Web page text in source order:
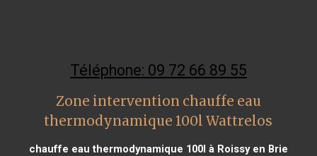
Téléphone: 09 72 66 89 55
Zone intervention chauffe eau
thermodynamique 100l Wattrelos
chauffe eau thermodynamique 100l à Roissy en Brie